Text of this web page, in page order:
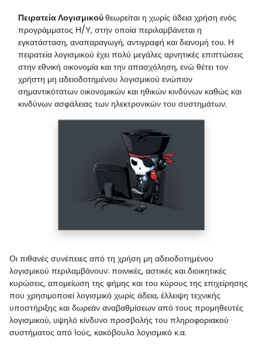
Πειρατεία Λογισμικούθεωρείται η χωρίς άδεια χρήση ενός
προγράμματος Η/Υ, στην οποία περιλαμβάνεται η
εγκατάσταση, αναπαραγωγή, αντιγραφή και διανομή του. Η
πειρατεία λογισμικού έχει πολύ μεγάλες αρνητικές επιπτώσεις
στην εθνική οικονομία και την απασχόληση, ενώ θέτει τον
χρήστη μη αδειοδοτημένου λογισμικού ενώπιον
σημαντικότατων οικονομικών και ηθικών κινδύνων καθώς και
κινδύνων ασφάλειας των ηλεκτρονικών του συστημάτων.
Οι πιθανές συνέπειες από τη χρήση μη αδειοδοτημένου
λογισμικού περιλαμβάνουν: ποινικές, αστικές και διοικητικές
κυρώσεις, απομείωση της φήμης και του κύρους της επιχείρησης
που χρησιμοποιεί λογισμικό χωρίς άδεια, έλλειψη τεχνικής
υποστήριξης και δωρεάν αναβαθμίσεων από τους προμηθευτές
λογισμικού, υψηλό κίνδυνο προσβολής του πληροφοριακού
συστήματος από Ιούς, κακόβουλο λογισμικό κ.α.